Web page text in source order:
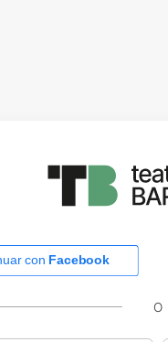
con Facebook
O